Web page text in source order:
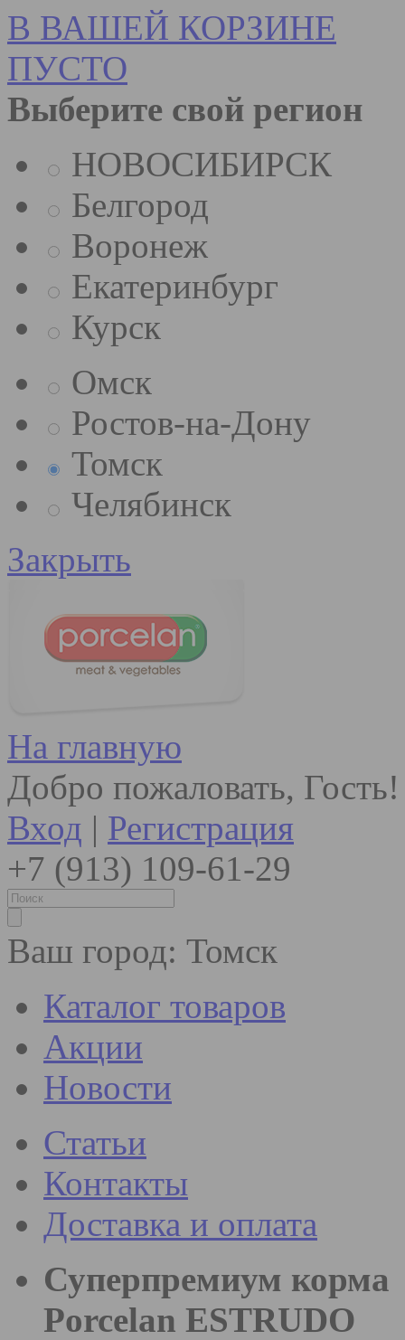
В ВАШЕЙ КОРЗИНЕ
ПУСТО
Выберите свой регион
НОВОСИБИРСК
Белгород
Воронеж
Екатеринбург
Курск
Омск
Ростов-на-Дону
Томск
Челябинск
Закрыть
На главную
Добро пожаловать, Гость!
Вход | Регистрация
+7 (913) 109-61-29
Ваш город: Томск
Каталог товаров
Акции
Новости
Статьи
Контакты
Доставка и оплата
Суперпремиум корма
Porcelan ESTRUDO